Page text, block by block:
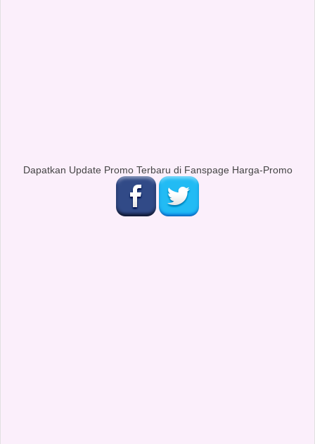
Dapatkan Update Promo Terbaru di Fanspage Harga-Promo